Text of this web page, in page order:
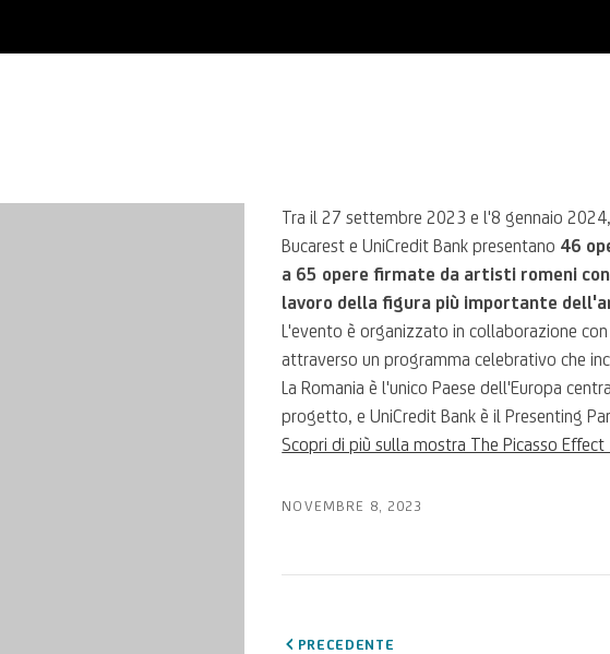
Tra il 27 settembre 2023 e l'8 gennaio
Bucarest e UniCredit Bank presentano 46
a 65 opere firmate da artisti romeni
lavoro della figura più importante
L'evento è organizzato in collaborazione
attraverso un programma celebrativo che
La Romania è l'unico Paese dell'Europa
progetto, e UniCredit Bank è il Presenting
Scopri di più sulla mostra The Picasso Effect
NOVEMBRE 8, 2023
PRECEDENTE